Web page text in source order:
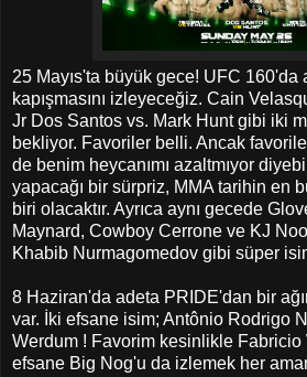
25 Mayıs'ta büyük gece! UFC 160'da
kapışmasını izleyeceğiz. Cain
Jr Dos Santos vs. Mark Hunt gibi iki
bekliyor. Favoriler belli. Ancak
de benim heycanımı azaltmıyor
yapacağı bir sürpriz, MMA tarihin en
biri olacaktır. Ayrıca aynı gecede
Maynard, Cowboy Cerrone ve KJ
Khabib Nurmagomedov gibi süper
8 Haziran'da adeta PRIDE'dan bir
var. İki efsane isim; Antônio Rodrigo
Werdum ! Favorim kesinlikle Fabricio
efsane Big Nog'u da izlemek her